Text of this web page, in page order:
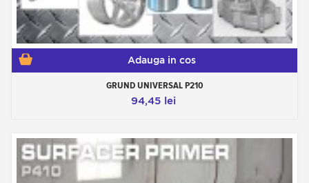
Adauga in cos
GRUND UNIVERSAL P210
94,45 lei